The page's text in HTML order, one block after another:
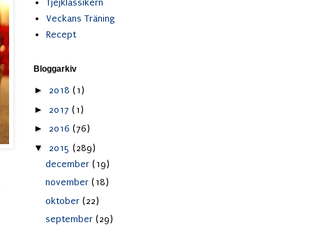
Tjejklassikern
Veckans Träning
Recept
Bloggarkiv
► 2018 (1)
► 2017 (1)
► 2016 (76)
▼ 2015 (289)
december (19)
november (18)
oktober (22)
september (29)